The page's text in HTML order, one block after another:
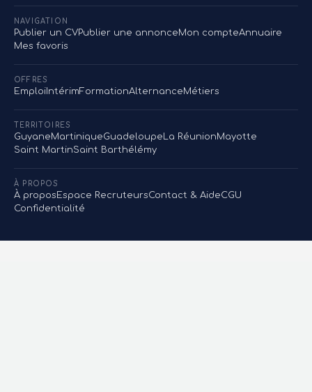
NAVIGATION
Publier un CVPublier une annonceMon compteAnnuaire
Mes favoris
OFFRES
EmploiIntérimFormationAlternanceMétiers
TERRITOIRES
GuyaneMartiniqueGuadeloupe La RéunionMayotte
Saint MartinSaint Barthélémy
À PROPOS
À propos Espace RecruteursContact & AideCGU
Confidentialité